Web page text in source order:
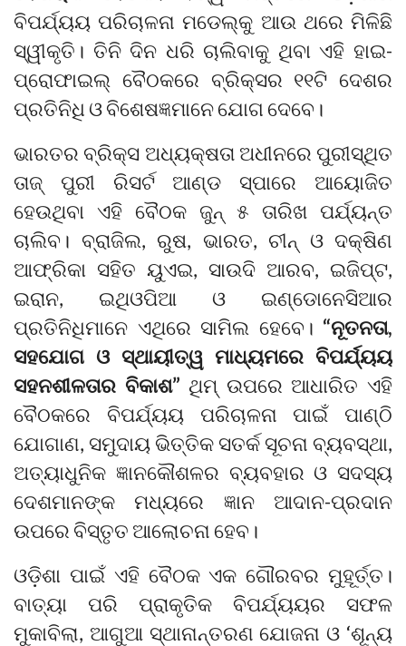
ବିପର୍ଯ୍ୟୟ ପରିଚାଳନା ମଡେଲ୍‌କୁ ଆଉ ଥରେ ମିଳିଛି
ସ୍ୱୀକୃତି। ତିନି ଦିନ ଧରି ଚାଲିବାକୁ ଥିବା ଏହି ହାଇ-
ପ୍ରୋଫାଇଲ୍ ବୈଠକରେ ବ୍ରିକ୍ସର ୧୧ଟି ଦେଶର
ପ୍ରତିନିଧି ଓ ବିଶେଷଜ୍ଞମାନେ ଯୋଗ ଦେବେ।
ଭାରତର ବ୍ରିକ୍ସ ଅଧ୍ୟକ୍ଷତା ଅଧୀନରେ ପୁରୀସ୍ଥିତ
ତାଜ୍ ପୁରୀ ରିସର୍ଟ ଆଣ୍ଡ ସ୍ପାରେ ଆୟୋଜିତ
ହେଉଥିବା ଏହି ବୈଠକ ଜୁନ୍ ୫ ତାରିଖ ପର୍ଯ୍ୟନ୍ତ
ଚାଲିବ। ବ୍ରାଜିଲ, ରୁଷ, ଭାରତ, ଚୀନ୍ ଓ ଦକ୍ଷିଣ
ଆଫ୍ରିକା ସହିତ ୟୁଏଇ, ସାଉଦି ଆରବ, ଇଜିପ୍ଟ,
ଇରାନ, ଇଥିଓପିଆ ଓ ଇଣ୍ଡୋନେସିଆର
ପ୍ରତିନିଧିମାନେ ଏଥିରେ ସାମିଲ ହେବେ। “ନୂତନତା,
ସହଯୋଗ ଓ ସ୍ଥାୟୀତ୍ୱ ମାଧ୍ୟମରେ ବିପର୍ଯ୍ୟୟ
ସହନଶୀଳତାର ବିକାଶ” ଥିମ୍ ଉପରେ ଆଧାରିତ ଏହି
ବୈଠକରେ ବିପର୍ଯ୍ୟୟ ପରିଚାଳନା ପାଇଁ ପାଣ୍ଠି
ଯୋଗାଣ, ସମୁଦାୟ ଭିତ୍ତିକ ସତର୍କ ସୂଚନା ବ୍ୟବସ୍ଥା,
ଅତ୍ୟାଧୁନିକ ଜ୍ଞାନକୌଶଳର ବ୍ୟବହାର ଓ ସଦସ୍ୟ
ଦେଶମାନଙ୍କ ମଧ୍ୟରେ ଜ୍ଞାନ ଆଦାନ-ପ୍ରଦାନ
ଉପରେ ବିସ୍ତୃତ ଆଲୋଚନା ହେବ।
ଓଡ଼ିଶା ପାଇଁ ଏହି ବୈଠକ ଏକ ଗୌରବର ମୁହୂର୍ତ୍ତ।
ବାତ୍ୟା ପରି ପ୍ରାକୃତିକ ବିପର୍ଯ୍ୟୟର ସଫଳ
ମୁକାବିଲା, ଆଗୁଆ ସ୍ଥାନାନ୍ତରଣ ଯୋଜନା ଓ ‘ଶୂନ୍ୟ